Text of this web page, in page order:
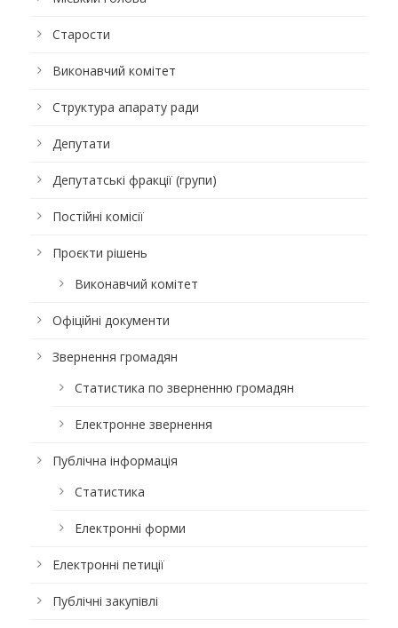
Старости
Виконавчий комітет
Структура апарату ради
Депутати
Депутатські фракції (групи)
Постійні комісії
Проєкти рішень
Виконавчий комітет
Офіційні документи
Звернення громадян
Статистика по зверненню громадян
Електронне звернення
Публічна інформація
Статистика
Електронні форми
Електронні петиції
Публічні закупівлі